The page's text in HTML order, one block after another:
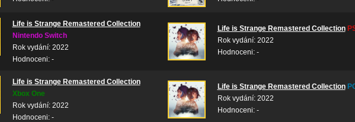
Life is Strange Remastered Collection
Nintendo Switch
Rok vydání: 2022
Hodnoceni: -
Life is Strange Remastered Collection
Rok vydání: 2022
Hodnoceni: -
Life is Strange Remastered Collection
Xbox One
Rok vydání: 2022
Hodnoceni: -
Life is Strange Remastered Collection
Rok vydání: 2022
Hodnoceni: -